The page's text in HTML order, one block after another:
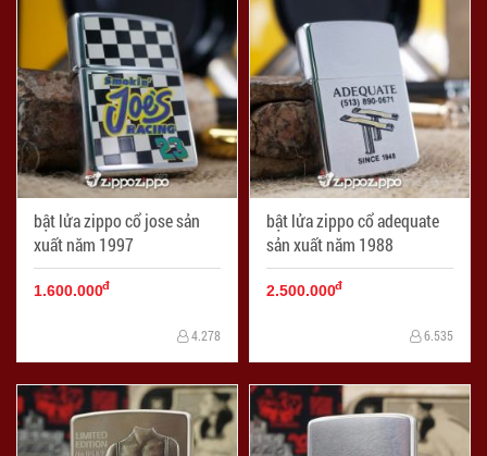
bật lửa zippo cổ jose sản
xuất năm 1997
1.600.000đ
4.278
bật lửa zippo cổ adequate
sản xuất năm 1988
2.500.000đ
6.535